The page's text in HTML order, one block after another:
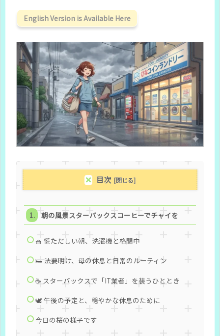
English Version is Available Here
目次
朝の風景スターバックスコーヒーでチャイを
🧺 慌ただしい朝、洗濯機と格闘中
🛏️ 法要明け、母の休息と日常のルーティン
☕ スターバックスで「IT業者」を装うひととき
🕊️ 午後の予定と、穏やかな休息のために
今日の桜の様子です